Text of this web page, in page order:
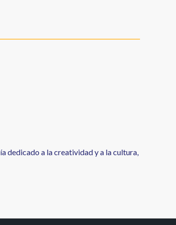
dedicado a la creatividad y a la cultura,